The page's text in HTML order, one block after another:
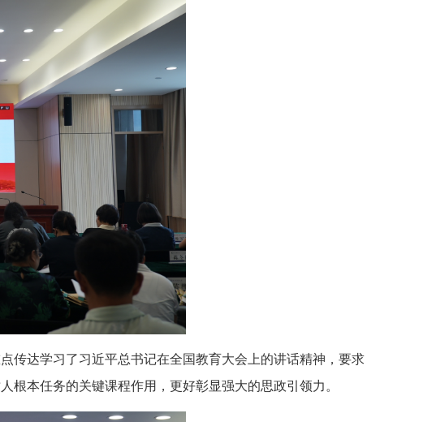
传达学习了习近平总书记在全国教育大会上的讲话精神，要求
本任务的关键课程作用，更好彰显强大的思政引领力。